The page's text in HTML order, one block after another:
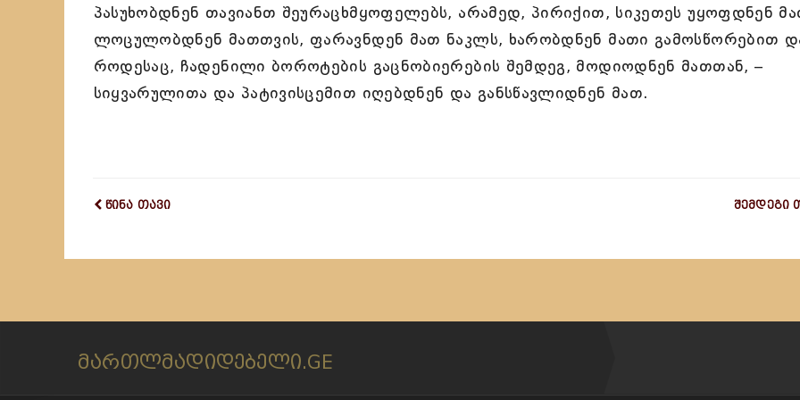
პასუხობდნენ თავიანთ შეურაცხმყოფელებს, არამედ, პირიქით, სიკეთეს უყოფდნენ
ლოცულობდნენ მათთვის, ფარავნდენ მათ ნაკლს, ხარობდნენ მათი გამოსწორებით
როდესაც, ჩადენილი ბოროტების გაცნობიერების შემდეგ, მოდიოდნენ მათთან, –
სიყვარულითა და პატივისცემით იღებდნენ და განსწავლიდნენ მათ.
წინა თავი შემდეგი
მართლმადიდებელი.GE